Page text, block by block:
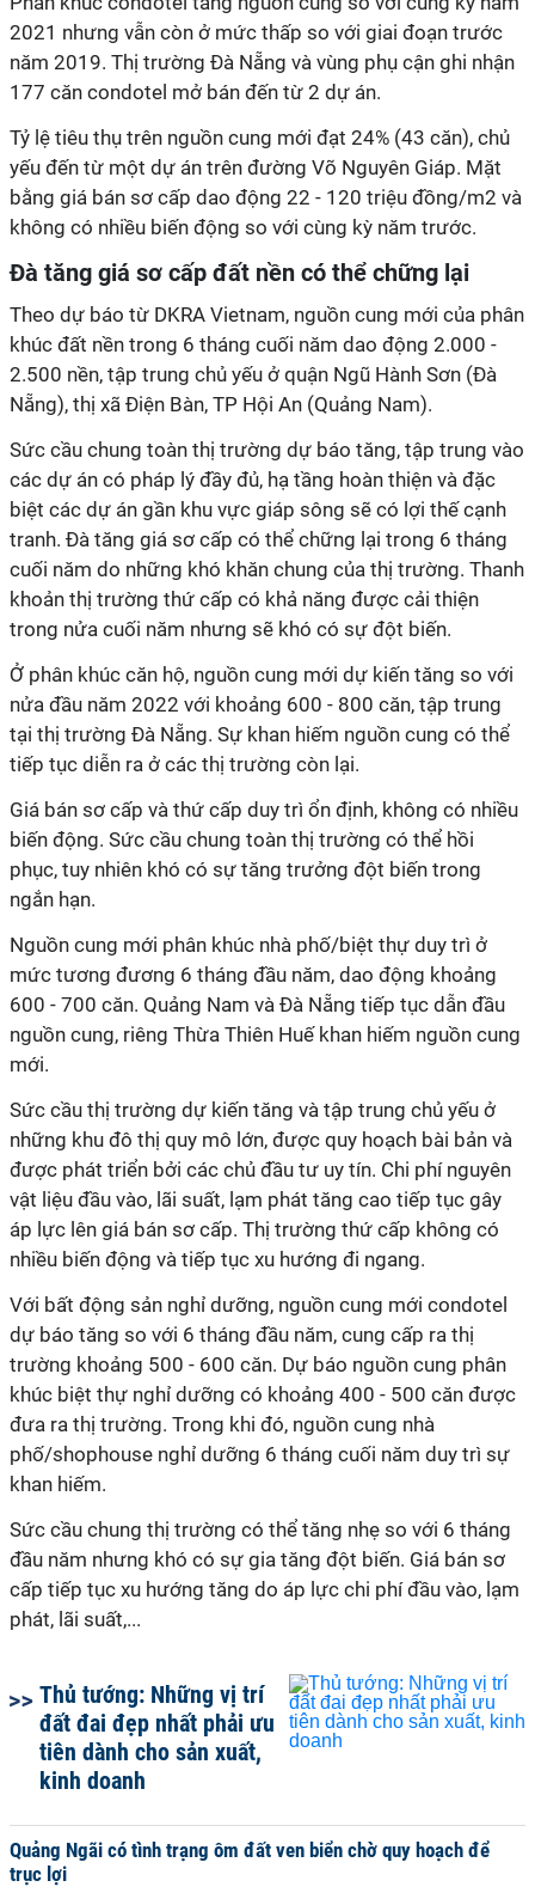
2021 nhưng vẫn còn ở mức thấp so với giai đoạn trước
năm 2019. Thị trường Đà Nẵng và vùng phụ cận ghi nhận
177 căn condotel mở bán đến từ 2 dự án.
Tỷ lệ tiêu thụ trên nguồn cung mới đạt 24% (43 căn), chủ
yếu đến từ một dự án trên đường Võ Nguyên Giáp. Mặt
bằng giá bán sơ cấp dao động 22 - 120 triệu đồng/m2 và
không có nhiều biến động so với cùng kỳ năm trước.
Đà tăng giá sơ cấp đất nền có thể chững lại
Theo dự báo từ DKRA Vietnam, nguồn cung mới của phân
khúc đất nền trong 6 tháng cuối năm dao động 2.000 -
2.500 nền, tập trung chủ yếu ở quận Ngũ Hành Sơn (Đà
Nẵng), thị xã Điện Bàn, TP Hội An (Quảng Nam).
Sức cầu chung toàn thị trường dự báo tăng, tập trung vào
các dự án có pháp lý đầy đủ, hạ tầng hoàn thiện và đặc
biệt các dự án gần khu vực giáp sông sẽ có lợi thế cạnh
tranh. Đà tăng giá sơ cấp có thể chững lại trong 6 tháng
cuối năm do những khó khăn chung của thị trường. Thanh
khoản thị trường thứ cấp có khả năng được cải thiện
trong nửa cuối năm nhưng sẽ khó có sự đột biến.
Ở phân khúc căn hộ, nguồn cung mới dự kiến tăng so với
nửa đầu năm 2022 với khoảng 600 - 800 căn, tập trung
tại thị trường Đà Nẵng. Sự khan hiếm nguồn cung có thể
tiếp tục diễn ra ở các thị trường còn lại.
Giá bán sơ cấp và thứ cấp duy trì ổn định, không có nhiều
biến động. Sức cầu chung toàn thị trường có thể hồi
phục, tuy nhiên khó có sự tăng trưởng đột biến trong
ngắn hạn.
Nguồn cung mới phân khúc nhà phố/biệt thự duy trì ở
mức tương đương 6 tháng đầu năm, dao động khoảng
600 - 700 căn. Quảng Nam và Đà Nẵng tiếp tục dẫn đầu
nguồn cung, riêng Thừa Thiên Huế khan hiếm nguồn cung
mới.
Sức cầu thị trường dự kiến tăng và tập trung chủ yếu ở
những khu đô thị quy mô lớn, được quy hoạch bài bản và
được phát triển bởi các chủ đầu tư uy tín. Chi phí nguyên
vật liệu đầu vào, lãi suất, lạm phát tăng cao tiếp tục gây
áp lực lên giá bán sơ cấp. Thị trường thứ cấp không có
nhiều biến động và tiếp tục xu hướng đi ngang.
Với bất động sản nghỉ dưỡng, nguồn cung mới condotel
dự báo tăng so với 6 tháng đầu năm, cung cấp ra thị
trường khoảng 500 - 600 căn. Dự báo nguồn cung phân
khúc biệt thự nghỉ dưỡng có khoảng 400 - 500 căn được
đưa ra thị trường. Trong khi đó, nguồn cung nhà
phố/shophouse nghỉ dưỡng 6 tháng cuối năm duy trì sự
khan hiếm.
Sức cầu chung thị trường có thể tăng nhẹ so với 6 tháng
đầu năm nhưng khó có sự gia tăng đột biến. Giá bán sơ
cấp tiếp tục xu hướng tăng do áp lực chi phí đầu vào, lạm
phát, lãi suất,...
Thủ tướng: Những vị trí
đất đai đẹp nhất phải ưu
tiên dành cho sản xuất,
kinh doanh
Quảng Ngãi có tình trạng ôm đất ven biển chờ quy hoạch để
trục lợi